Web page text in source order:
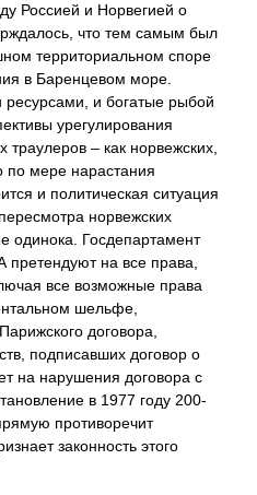
Россией и Норвегией о
что тем самым был
территориальном споре
в Баренцевом море.
и богатые рыбой
урегулирования
– как норвежских,
по мере нарастания
и политическая ситуация
норвежских
одинока. Госдепартамент
на все права,
все возможные права
шельфе,
договора,
подписавших договор о
на нарушения договора с
в 1977 году 200-
противоречит
законность этого